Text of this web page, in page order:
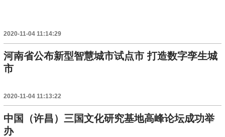
2020-11-04 11:14:29
河南省公布新型智慧城市试点市 打造数字孪生城
市
2020-11-04 11:13:22
中国（许昌）三国文化研究基地高峰论坛成功举
办